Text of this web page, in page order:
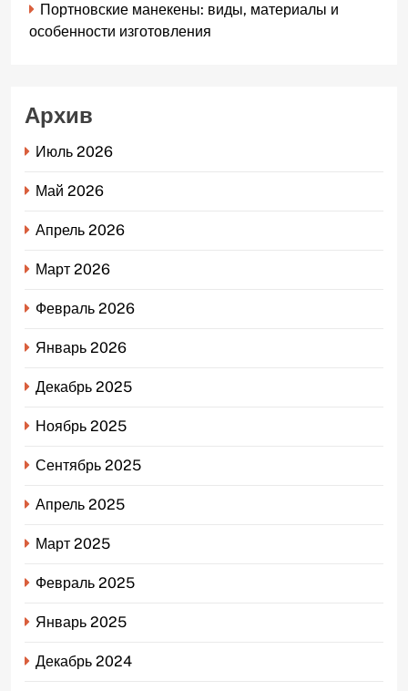
Портновские манекены: виды, материалы и
особенности изготовления
Архив
Июль 2026
Май 2026
Апрель 2026
Март 2026
Февраль 2026
Январь 2026
Декабрь 2025
Ноябрь 2025
Сентябрь 2025
Апрель 2025
Март 2025
Февраль 2025
Январь 2025
Декабрь 2024